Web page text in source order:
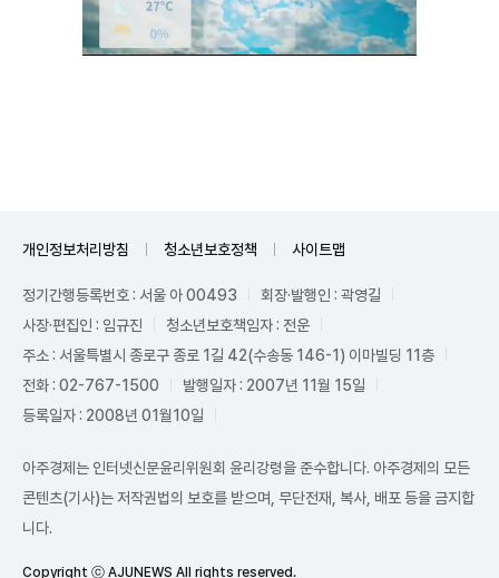
개인정보처리방침 청소년보호정책 사이트맵
정기간행등록번호 : 서울 아 00493
회장·발행인 : 곽영길
사장·편집인 : 임규진
청소년보호책임자 : 전운
주소 : 서울특별시 종로구 종로 1길 42(수송동 146-1) 이마빌딩 11층
전화 : 02-767-1500
발행일자 : 2007년 11월 15일
등록일자 : 2008년 01월10일
아주경제는 인터넷신문윤리위원회 윤리강령을 준수합니다. 아주경제의 모든
콘텐츠(기사)는 저작권법의 보호를 받으며, 무단전재, 복사, 배포 등을 금지합
니다.
Copyright ⓒ AJUNEWS All rights reserved.